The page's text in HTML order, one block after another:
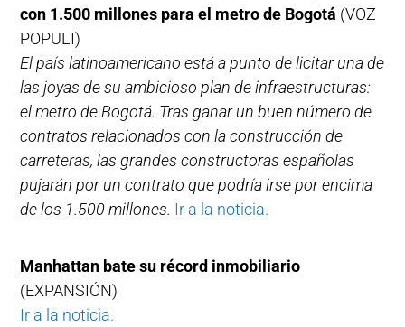
con 1.500 millones para el metro de Bogotá (VOZ
POPULI)
El país latinoamericano está a punto de licitar una de
las joyas de su ambicioso plan de infraestructuras:
el metro de Bogotá. Tras ganar un buen número de
contratos relacionados con la construcción de
carreteras, las grandes constructoras españolas
pujarán por un contrato que podría irse por encima
de los 1.500 millones. Ir a la noticia.
Manhattan bate su récord inmobiliario
(EXPANSIÓN)
Ir a la noticia.